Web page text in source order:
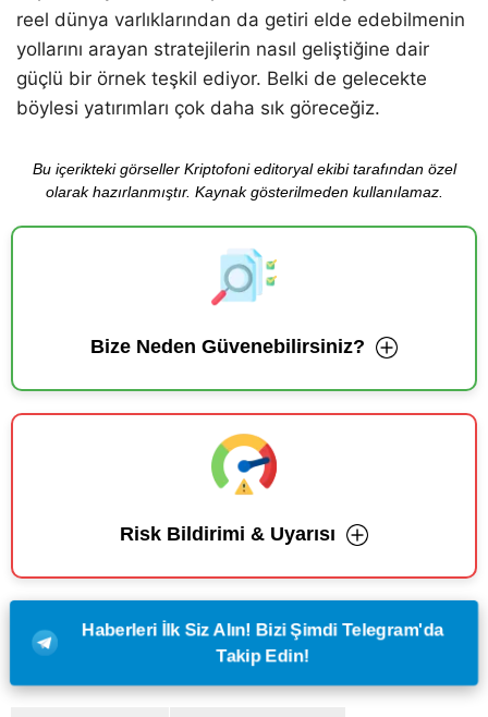
reel dünya varlıklarından da getiri elde edebilmenin
yollarını arayan stratejilerin nasıl geliştiğine dair
güçlü bir örnek teşkil ediyor. Belki de gelecekte
böylesi yatırımları çok daha sık göreceğiz.
Bu içerikteki görseller Kriptofoni editoryal ekibi tarafından özel
olarak hazırlanmıştır. Kaynak gösterilmeden kullanılamaz.
Bize Neden Güvenebilirsiniz?
Risk Bildirimi & Uyarısı
Haberleri İlk Siz Alın! Bizi Şimdi Telegram'da
Takip Edin!